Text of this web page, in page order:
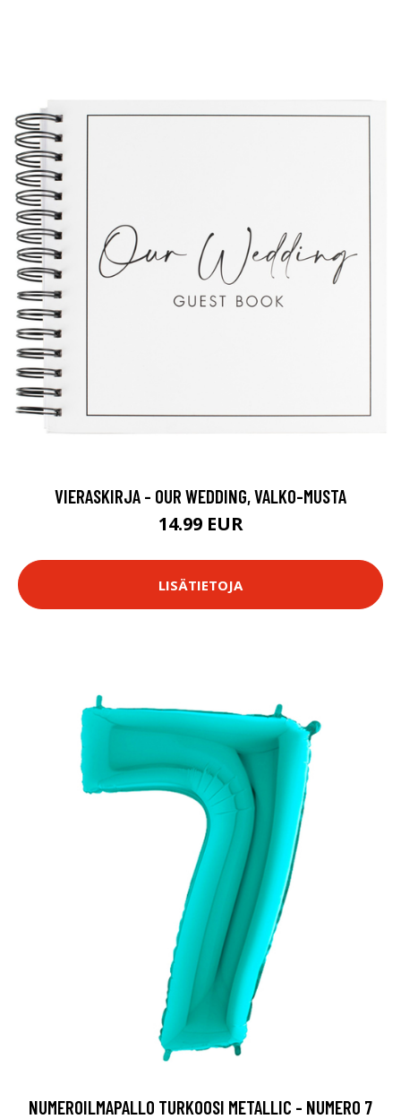
VIERASKIRJA - OUR WEDDING, VALKO-MUSTA
14.99 EUR
LISÄTIETOJA
NUMEROILMAPALLO TURKOOSI METALLIC - NUMERO 7